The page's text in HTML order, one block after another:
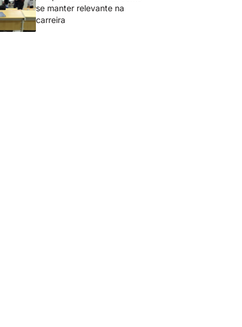
se manter relevante na
carreira